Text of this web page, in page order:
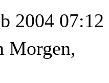
2004 07:12
Morgen,